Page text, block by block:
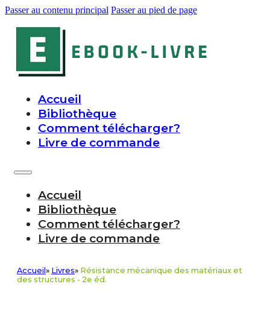
Passer au contenu principal Passer au pied de page
Accueil
Bibliothèque
Comment télécharger?
Livre de commande
Accueil
Bibliothèque
Comment télécharger?
Livre de commande
Accueil » Livres» Résistance mécanique des matériaux et
des structures - 2e éd.